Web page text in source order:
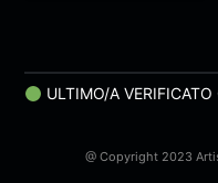
ULTIMO/A
@ Copyright 2023